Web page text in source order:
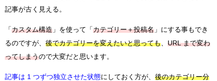
記事が古く見える。
「 カスタム構造 」を使って「 カテゴリー＋投稿名 」にする事もでき
るのですが、 後でカテゴリーを変えたいと思っても
URL まで変わ
ってしまうので大変だと思います。
記事は 1 つずつ独立させた状態にしておく方が、 後のカテゴリー分